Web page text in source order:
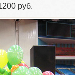
руб.